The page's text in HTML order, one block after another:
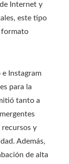
Internet y
este tipo
formato
e Instagram
para la
tanto a
recursos y
Además,
de alta